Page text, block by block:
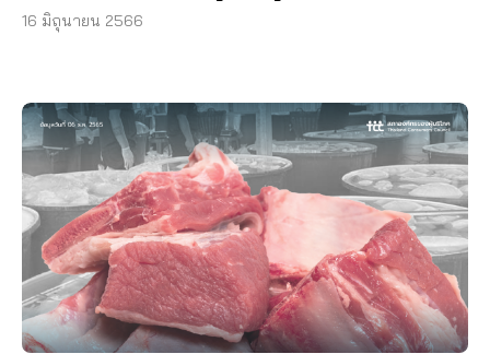
16 มิถุนายน 2566